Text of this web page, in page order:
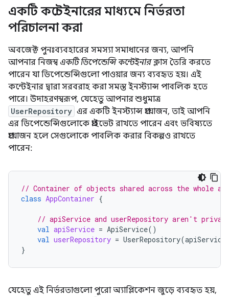
একটি কন্টেইনারের মাধ্যমে নির্ভরতা
পরিচালনা করা
অবজেক্ট পুনঃব্যবহারের সমস্যা সমাধানের জন্য, আপনি
আপনার নিজস্ব একটি ডিপেন্ডেন্সি কন্টেইনারক্লাস তৈরি করতে
পারেন যা ডিপেন্ডেন্সিগুলো পাওয়ার জন্য ব্যবহৃত হয়। এই
কন্টেইনার দ্বারা সরবরাহ করা সমস্ত ইনস্ট্যান্স পাবলিক হতে
পারে। উদাহরণস্বরূপ, যেহেতু আপনার শুধুমাত্র
UserRepository এর একটি ইনস্ট্যান্স প্রয়োজন, তাই আপনি
এর ডিপেন্ডেন্সিগুলোকে প্রাইভেট রাখতে পারেন এবং ভবিষ্যতে
প্রয়োজন হলে সেগুলোকে পাবলিক করার বিকল্পও রাখতে
পারেন:
// Container of objects shared across the whole
class AppContainer {
// apiService and userRepository aren't
val apiService = ApiService()
val userRepository = UserRepository(apiService
}
যেহেতু এই নির্ভরতাগুলো পুরো অ্যাপ্লিকেশন জুড়ে ব্যবহৃত হয়,